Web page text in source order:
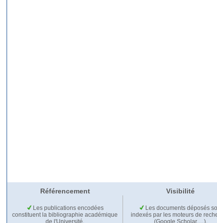
Référencement Visibilité
Les publications encodées
constituent la bibliographie académique
Les documents déposés
indexés par les moteurs de